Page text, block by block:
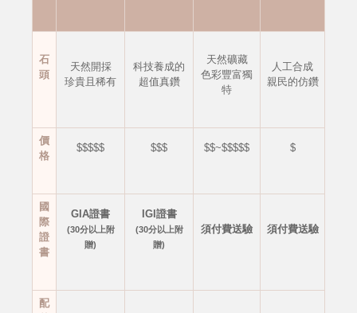
石
頭
天然開採
珍貴且稀有
科技養成的
超值真鑽
天然礦藏
色彩豐富獨
特
人工合成
親民的仿鑽
價
格
$$$$$ $$$ $$~$$$$$ $
國
際
證
書
GIA證書
(30分以上附
贈)
IGI證書
(30分以上附
贈)
須付費送驗 須付費送驗
配